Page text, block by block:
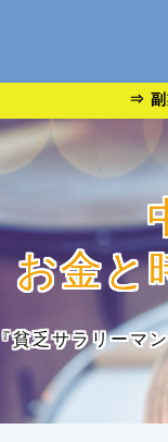
⇒ 副
お金と
『貧乏サラリーマ